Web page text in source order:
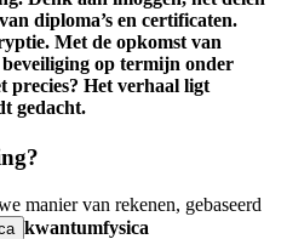
diploma’s en certificaten.
Met de opkomst van
op termijn onder
precies? Het verhaal ligt
gedacht.
manier van rekenen, gebaseerd
kwantumfysica